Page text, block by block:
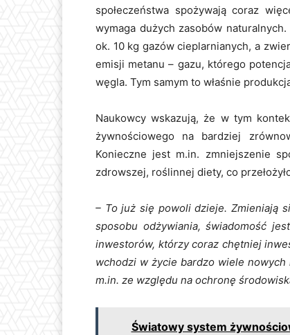
społeczeństwa spożywają coraz
wymaga dużych zasobów
ok. 10 kg gazów cieplarnianych, a
emisji metanu – gazu, którego
węgla. Tym samym to właśnie
Naukowcy wskazują, że w tym
żywnościowego na bardziej
Konieczne jest m.in. zmniejszenie
zdrowszej, roślinnej diety, co
– To już się powoli dzieje. Zmieniają
sposobu odżywiania, świadomość
inwestorów, którzy coraz chętniej
wchodzi w życie bardzo wiele
m.in. ze względu na ochronę
Światowy system